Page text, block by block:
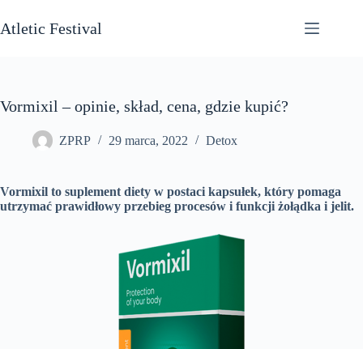
do
treści
Atletic Festival
Vormixil – opinie, skład, cena, gdzie kupić?
ZPRP 29 marca, 2022 Detox
Vormixil to suplement diety w postaci kapsułek, który pomaga
utrzymać prawidłowy przebieg procesów i funkcji żołądka i jelit.